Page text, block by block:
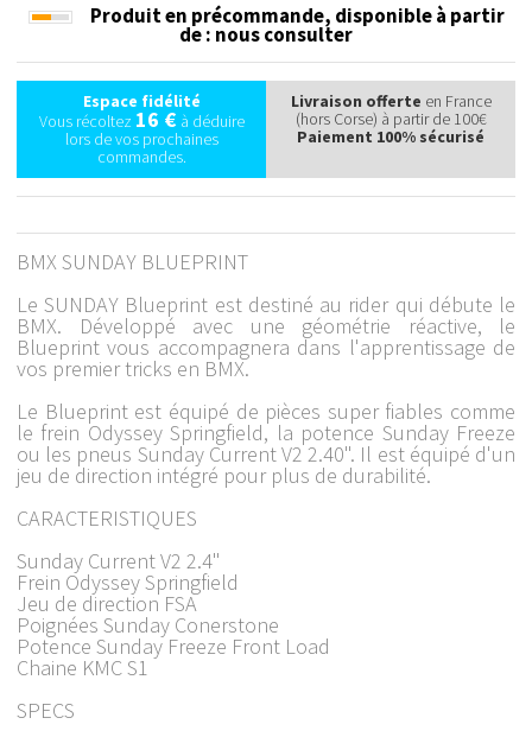
Produit en précommande, disponible à partir
de: nous consulter
Espace fidélité
Vous récoltez 16 €à déduire
lors de vos prochaines
commandes.
Livraison offerte en France
(hors Corse) à partir de 100€
Paiement 100% sécurisé
BMX SUNDAY BLUEPRINT
Le SUNDAY Blueprint est destiné au rider qui débute le
BMX. Développé avec une géométrie réactive, le
Blueprint vous accompagnera dans l'apprentissage de
vos premier tricks en BMX.
Le Blueprint est équipé de pièces super fiables comme
le frein Odyssey Springfield, la potence Sunday Freeze
ou les pneus Sunday Current V2 2.40". Il est équipé d'un
jeu de direction intégré pour plus de durabilité.
CARACTERISTIQUES
Sunday Current V2 2.4"
Frein Odyssey Springfield
Jeu de direction FSA
Poignées Sunday Conerstone
Potence Sunday Freeze Front Load
Chaine KMC S1
SPECS